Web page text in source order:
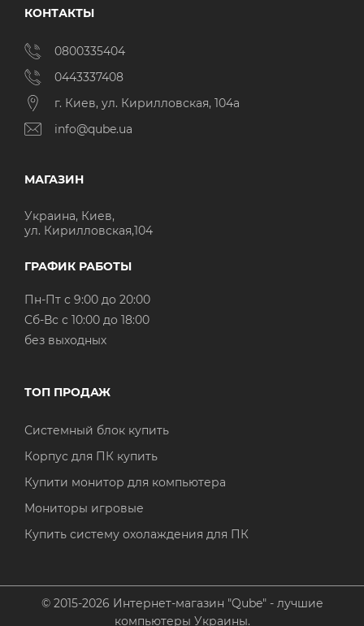
КОНТАКТЫ
0800335404
0443337408
г. Киев, ул. Кирилловская, 104а
info@qube.ua
МАГАЗИН
Украина, Киев,
ул. Кирилловская,104
ГРАФИК РАБОТЫ
Пн-Пт с 9:00 до 20:00
Cб-Вс с 10:00 до 18:00
без выходных
ТОП ПРОДАЖ
Системный блок купить
Корпус для ПК купить
Купити монитор для компьютера
Мониторы игровые
Купить систему охолаждения для ПК
© 2015-2026 Интернет-магазин "Qube" - лучшие
компьютеры Украины.